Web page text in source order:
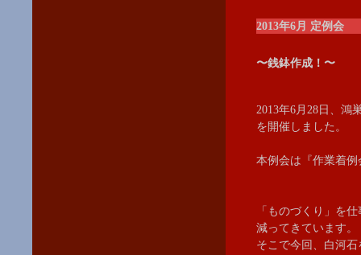
2013年6月 定例会
〜銭鉢作成！〜
2013年6月28日、鴻
を開催しました。
本例会は『作業着
「ものづくり」を
減ってきています。
そこで今回、白河